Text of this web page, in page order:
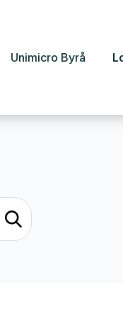
Unimicro Byrå